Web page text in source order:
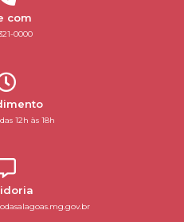
com
0000
12h às 18h